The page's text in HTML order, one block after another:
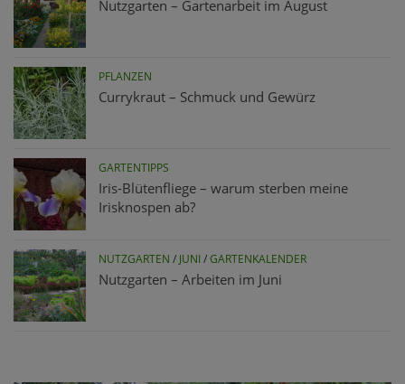
Nutzgarten – Gartenarbeit im August
PFLANZEN
Currykraut – Schmuck und Gewürz
GARTENTIPPS
Iris-Blütenfliege – warum sterben meine
Irisknospen ab?
NUTZGARTEN / JUNI /GARTENKALENDER
Nutzgarten – Arbeiten im Juni